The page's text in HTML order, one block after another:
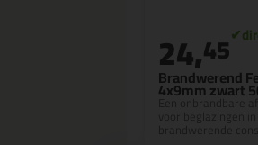
Brandwerend
4x9mm zwart
Een onbrandbare
24,45